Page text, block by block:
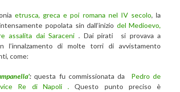
etrusca, greca e poi romana nel IV secolo, la
popolata sin dall’inizio del Medioevo,
assalita dai Saraceni . Dai pirati si provava a
l’innalzamento di molte torri di avvistamento
come:
: questa fu commissionata da Pedro de
vice Re di Napoli . Questo punto preciso è